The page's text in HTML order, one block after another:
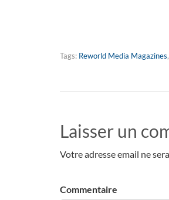
Tags: Reworld Media Magazines,
Laisser un
Votre adresse email ne
Commentaire